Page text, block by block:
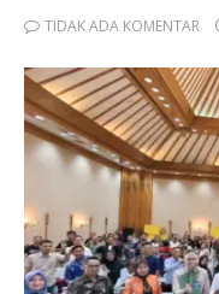
TIDAK ADA KOMENTAR